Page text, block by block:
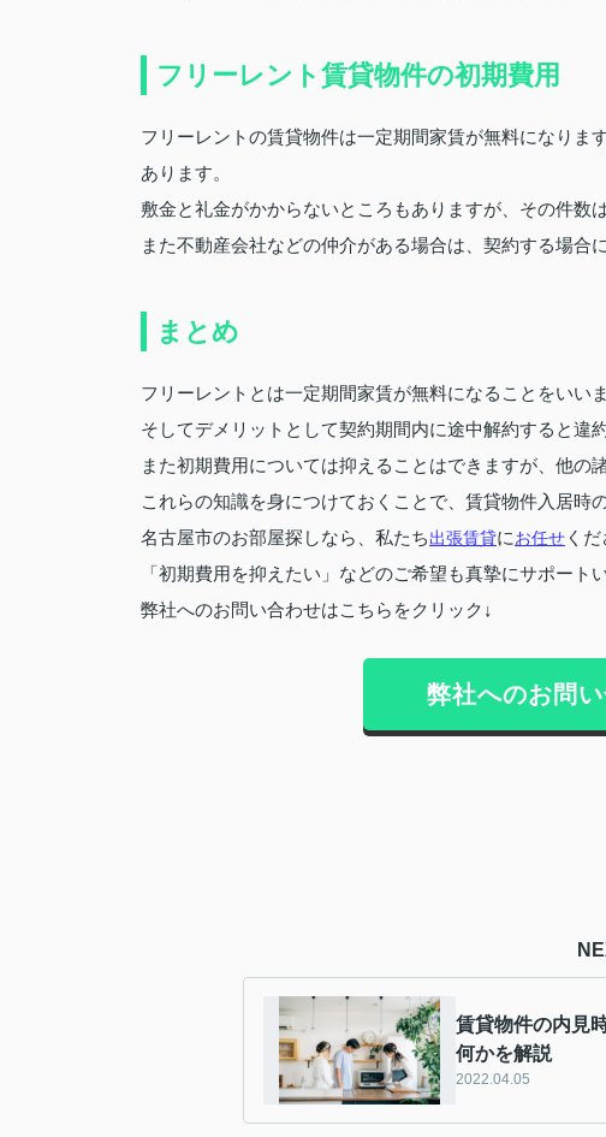
フリーレント賃貸物件の初期費用
フリーレントの賃貸物件は一定期間家賃が無料になり
あります。
敷金と礼金がかからないところもありますが、その件数
また不動産会社などの仲介がある場合は、契約する場合
まとめ
フリーレントとは一定期間家賃が無料になることをいいま
そしてデメリットとして契約期間内に途中解約すると違
また初期費用については抑えることはできますが、他の
これらの知識を身につけておくことで、賃貸物件入居時
名古屋市のお部屋探しなら、私たち出張賃貸にお任せ くだ
「初期費用を抑えたい」などのご希望も真摯にサポート
弊社へのお問い合わせはこちらをクリック↓
弊社へのお問
賃貸物件の内見
何かを解説
2022.04.05